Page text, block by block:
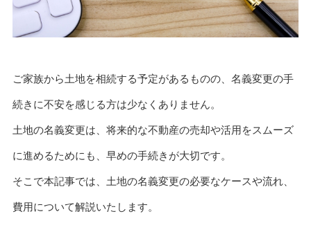
ご家族から土地を相続する予定があるものの、名義変更の手
続きに不安を感じる方は少なくありません。
土地の名義変更は、将来的な不動産の売却や活用をスムーズ
に進めるためにも、早めの手続きが大切です。
そこで本記事では、土地の名義変更の必要なケースや流れ、
費用について解説いたします。